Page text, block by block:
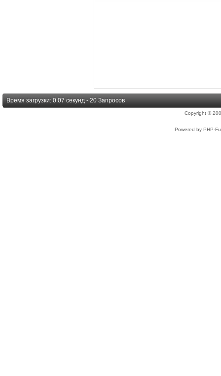
Время загрузки: 0.07 секунд - 20 Запросов
Copyright ©
Powered by PHP-